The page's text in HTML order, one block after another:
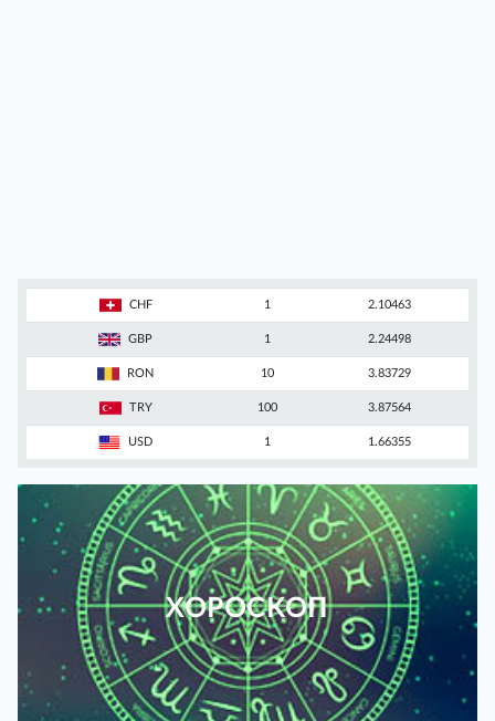
CHF 1 2.10463
GBP 1 2.24498
RON 10 3.83729
TRY 100 3.87564
USD 1 1.66355
ХОРОСКОП